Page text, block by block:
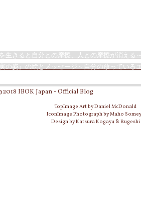
生きると自分との摩擦、人との摩擦が消える
の姿』の絵とメッセージ～自分の放ってい
IBOK Japan - Official Blog
TopImage Art by Daniel McDonald
IconImage Photograph by Maho
Design by Katsura Kogayu & Rugeshi